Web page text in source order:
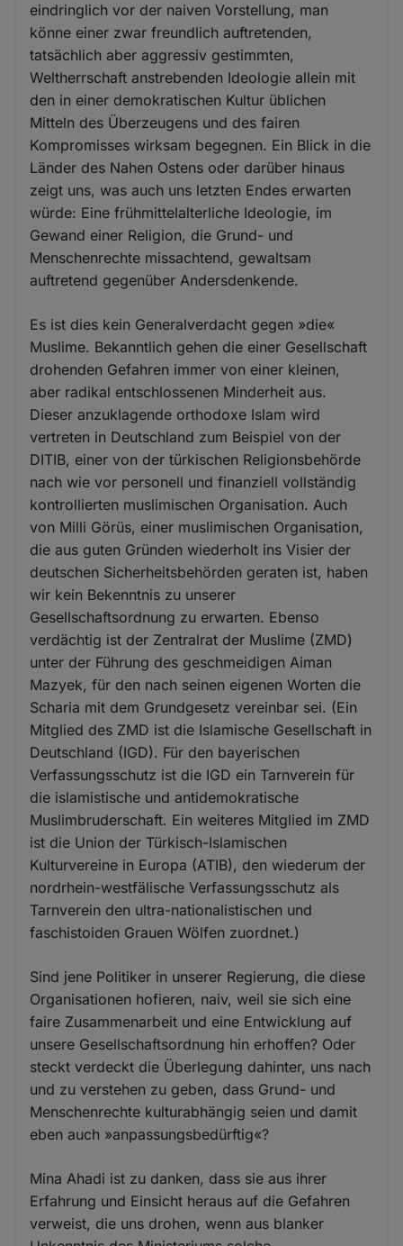
eindringlich vor der naiven Vorstellung, man
könne einer zwar freundlich auftretenden,
tatsächlich aber aggressiv gestimmten,
Weltherrschaft anstrebenden Ideologie allein mit
den in einer demokratischen Kultur üblichen
Mitteln des Überzeugens und des fairen
Kompromisses wirksam begegnen. Ein Blick in die
Länder des Nahen Ostens oder darüber hinaus
zeigt uns, was auch uns letzten Endes erwarten
würde: Eine frühmittelalterliche Ideologie, im
Gewand einer Religion, die Grund- und
Menschenrechte missachtend, gewaltsam
auftretend gegenüber Andersdenkende.
Es ist dies kein Generalverdacht gegen »die«
Muslime. Bekanntlich gehen die einer Gesellschaft
drohenden Gefahren immer von einer kleinen,
aber radikal entschlossenen Minderheit aus.
Dieser anzuklagende orthodoxe Islam wird
vertreten in Deutschland zum Beispiel von der
DITIB, einer von der türkischen Religionsbehörde
nach wie vor personell und finanziell vollständig
kontrollierten muslimischen Organisation. Auch
von Milli Görüs, einer muslimischen Organisation,
die aus guten Gründen wiederholt ins Visier der
deutschen Sicherheitsbehörden geraten ist, haben
wir kein Bekenntnis zu unserer
Gesellschaftsordnung zu erwarten. Ebenso
verdächtig ist der Zentralrat der Muslime (ZMD)
unter der Führung des geschmeidigen Aiman
Mazyek, für den nach seinen eigenen Worten die
Scharia mit dem Grundgesetz vereinbar sei. (Ein
Mitglied des ZMD ist die Islamische Gesellschaft in
Deutschland (IGD). Für den bayerischen
Verfassungsschutz ist die IGD ein Tarnverein für
die islamistische und antidemokratische
Muslimbruderschaft. Ein weiteres Mitglied im ZMD
ist die Union der Türkisch-Islamischen
Kulturvereine in Europa (ATIB), den wiederum der
nordrhein-westfälische Verfassungsschutz als
Tarnverein den ultra-nationalistischen und
faschistoiden Grauen Wölfen zuordnet.)
Sind jene Politiker in unserer Regierung, die diese
Organisationen hofieren, naiv, weil sie sich eine
faire Zusammenarbeit und eine Entwicklung auf
unsere Gesellschaftsordnung hin erhoffen? Oder
steckt verdeckt die Überlegung dahinter, uns nach
und zu verstehen zu geben, dass Grund- und
Menschenrechte kulturabhängig seien und damit
eben auch »anpassungsbedürftig«?
Mina Ahadi ist zu danken, dass sie aus ihrer
Erfahrung und Einsicht heraus auf die Gefahren
verweist, die uns drohen, wenn aus blanker